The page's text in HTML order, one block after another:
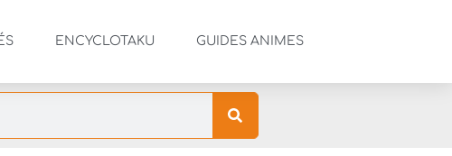
ENCYCLOTAKU GUIDES ANIMES